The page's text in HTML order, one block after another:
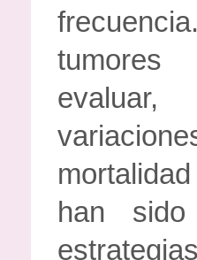
evaluar,
han